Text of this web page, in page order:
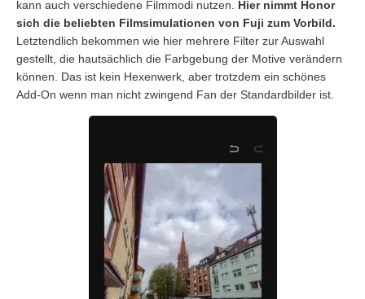
kann auch verschiedene Filmmodi nutzen. Hier nimmt Honor
sich die beliebten Filmsimulationen von Fuji zum Vorbild.
Letztendlich bekommen wie hier mehrere Filter zur Auswahl
gestellt, die hautsächlich die Farbgebung der Motive verändern
können. Das ist kein Hexenwerk, aber trotzdem ein schönes
Add-On wenn man nicht zwingend Fan der Standardbilder ist.